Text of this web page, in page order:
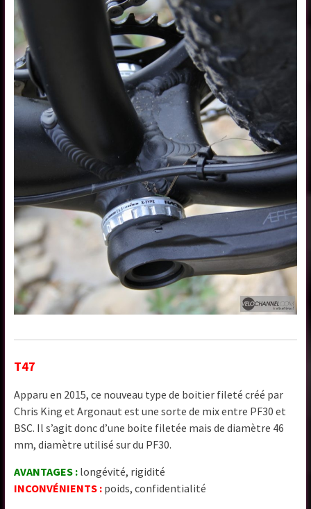
T47
Apparu en 2015, ce nouveau type de boitier fileté créé par
Chris King et Argonaut est une sorte de mix entre PF30 et
BSC. Il s’agit donc d’une boite filetée mais de diamètre 46
mm, diamètre utilisé sur du PF30.
AVANTAGES : longévité, rigidité
INCONVÉNIENTS : poids, confidentialité